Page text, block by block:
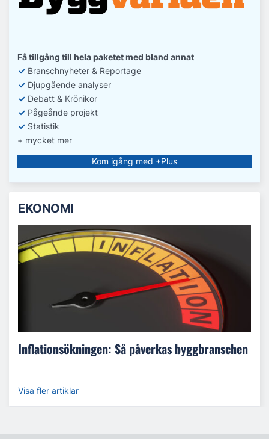
Få tillgång till hela paketet med bland annat
✓ Branschnyheter & Reportage
✓ Djupgående analyser
✓ Debatt & Krönikor
✓ Pågeånde projekt
✓ Statistik
+ mycket mer
Kom igång med +Plus
EKONOMI
Inflationsökningen: Så påverkas byggbranschen
Visa fler artiklar